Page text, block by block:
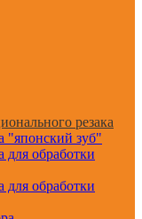
резака
"японский зуб"
обработки
обработки